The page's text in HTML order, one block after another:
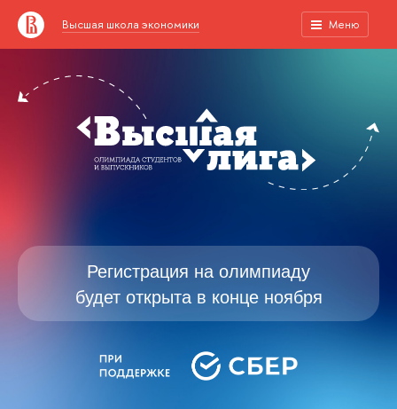
Высшая школа экономики Меню
Регистрация на олимпиаду
будет открыта в конце ноября